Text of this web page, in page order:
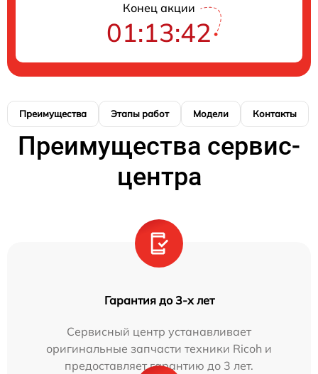
Конец акции
01:13:41
Преимущества Этапы работ Модели Контакты
Преимущества сервис-
центра
Гарантия до 3-х лет
Сервисный центр устанавливает
оригинальные запчасти техники Ricoh и
предоставляет гарантию до 3 лет.